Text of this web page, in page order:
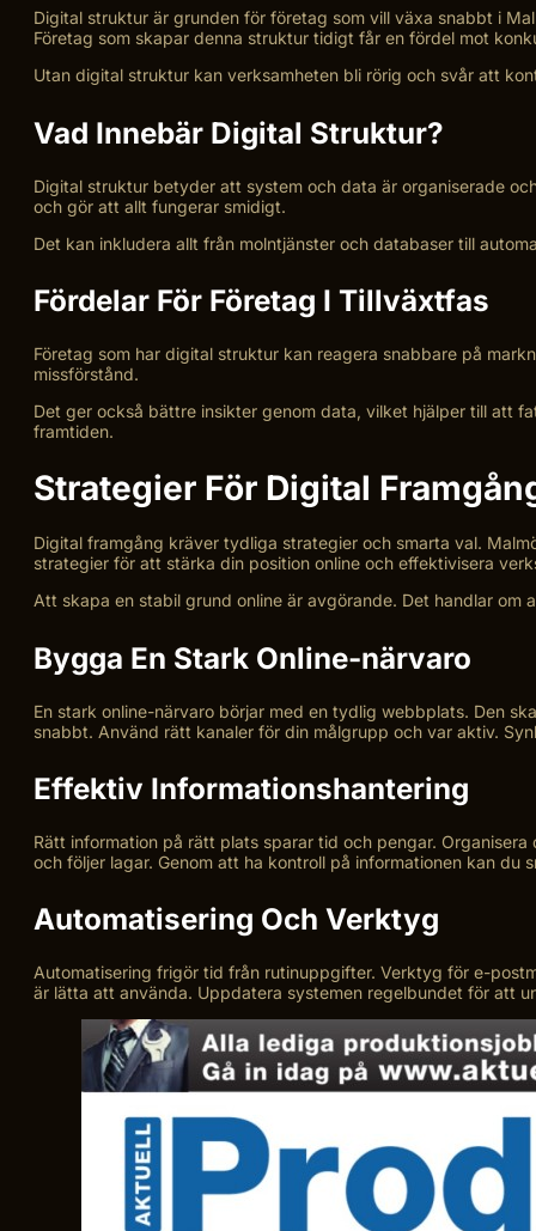
Digital struktur är grunden för företag som vill växa snabbt i
Företag som skapar denna struktur tidigt får en fördel mot
Utan digital struktur kan verksamheten bli rörig och svår att
Vad Innebär Digital Struktur?
Digital struktur betyder att system och data är organiserade
och gör att allt fungerar smidigt.
Det kan inkludera allt från molntjänster och databaser till
Fördelar För Företag I Tillväxtfas
Företag som har digital struktur kan reagera snabbare på
missförstånd.
Det ger också bättre insikter genom data, vilket hjälper till att
framtiden.
Strategier För Digital
Digital framgång kräver tydliga strategier och smarta val.
strategier för att stärka din position online och effektivisera
Att skapa en stabil grund online är avgörande. Det handlar
Bygga En Stark Online-närvaro
En stark online-närvaro börjar med en tydlig webbplats. Den
snabbt. Använd rätt kanaler för din målgrupp och var aktiv.
Effektiv Informationshantering
Rätt information på rätt plats sparar tid och pengar.
och följer lagar. Genom att ha kontroll på informationen kan
Automatisering Och Verktyg
Automatisering frigör tid från rutinuppgifter. Verktyg för e-
är lätta att använda. Uppdatera systemen regelbundet för att